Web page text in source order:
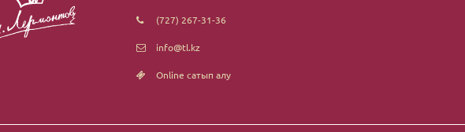
(727) 267-31-36
info@tl.kz
Online сатып алу